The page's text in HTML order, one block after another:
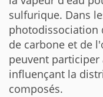
sulfurique. Dans
photodissociation
de carbone et de
peuvent participer
influençant la
composés.